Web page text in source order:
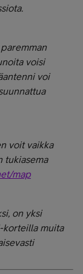
voisi
voi
voit vaikka
tukiasema
map
on yksi
korteilla muita